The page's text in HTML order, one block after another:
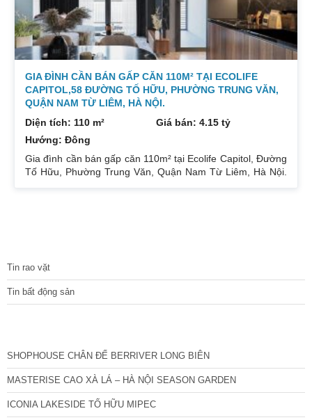
GIA ĐÌNH CẦN BÁN GẤP CĂN 110M² TẠI ECOLIFE
CAPITOL,58 ĐƯỜNG TỐ HỮU, PHƯỜNG TRUNG VĂN,
QUẬN NAM TỪ LIÊM, HÀ NỘI.
Diện tích: 110 m²
Giá bán: 4.15 tỷ
Hướng: Đông
Gia đình cần bán gấp căn 110m² tại Ecolife Capitol, Đường
Tố Hữu, Phường Trung Văn, Quận Nam Từ Liêm, Hà Nội.
Tin rao vặt
Tin bất động sản
SHOPHOUSE CHÂN ĐẾ BERRIVER LONG BIÊN
MASTERISE CAO XÀ LÁ – HÀ NỘI SEASON GARDEN
ICONIA LAKESIDE TỐ HỮU MIPEC